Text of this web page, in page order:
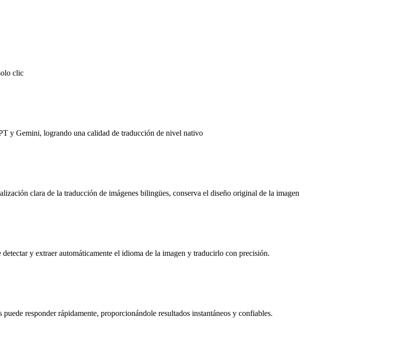
clic
y Gemini, logrando una calidad de traducción de nivel nativo
clara de la traducción de imágenes bilingües, conserva el diseño original de la imagen
y extraer automáticamente el idioma de la imagen y traducirlo con precisión.
responder rápidamente, proporcionándole resultados instantáneos y confiables.